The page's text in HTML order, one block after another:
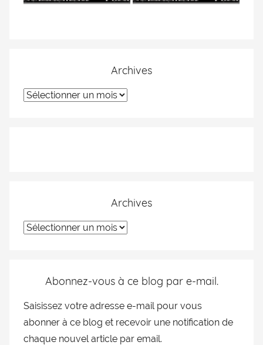
Archives
Archives
Abonnez-vous à ce blog par e-mail.
Saisissez votre adresse e-mail pour vous
abonner à ce blog et recevoir une notification de
chaque nouvel article par email.